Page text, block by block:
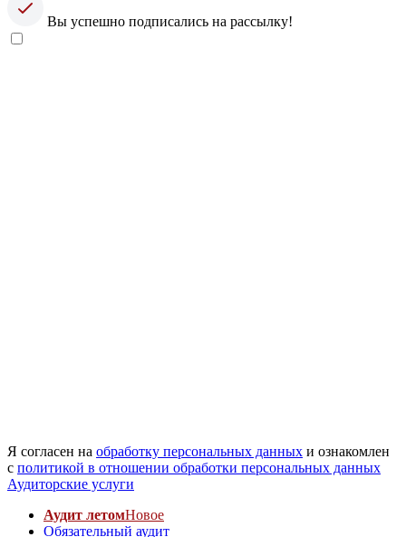
Вы успешно подписались на рассылку!
Я согласен на обработку персональных данных и ознакомлен
с политикой в отношении обработки персональных данных
Аудиторские услуги
Аудит летомНовое
Обязательный аудит